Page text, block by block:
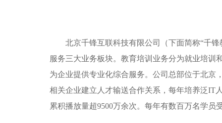
北京千锋互联科技有限公司（下面简称“千
服务三大业务板块。教育培训业务分为就业培
为企业提供专业化综合服务。公司总部位于北京
相关企业建立人才输送合作关系，每年培养泛IT
累积播放量超9500万余次。每年有数百万名学